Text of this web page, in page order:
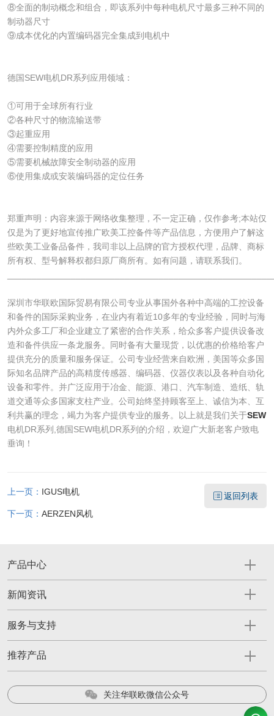
⑧全面的制动概念和组合，即该系列中每种电机尺寸最多三种不同的
制动器尺寸
⑨成本优化的内置编码器完全集成到电机中
德国SEW电机DR系列应用领域：
①可用于全球所有行业
②各种尺寸的物流输送带
③起重应用
④需要控制精度的应用
⑤需要机械故障安全制动器的应用
⑥使用集成或安装编码器的定位任务
郑重声明：内容来源于网络收集整理，不一定正确，仅作参考;本站仅
仅是为了更好地宣传推广欧美工控备件等产品信息，方便用户了解这
些欧美工业备品备件，我司非以上品牌的官方授权代理，品牌、商标
所有权、型号解释权都归原厂商所有。如有问题，请联系我们。
深圳市华联欧国际贸易有限公司专业从事国外各种中高端的工控设备
和备件的国际采购业务，在业内有着近10多年的专业经验，同时与海
内外众多工厂和企业建立了紧密的合作关系，给众多客户提供设备改
造和备件供应一条龙服务。同时备有大量现货，以优惠的价格给客户
提供充分的质量和服务保证。公司专业经营来自欧洲，美国等众多国
际知名品牌产品的高精度传感器、编码器、仪器仪表以及各种自动化
设备和零件。并广泛应用于冶金、能源、港口、汽车制造、造纸、轨
道交通等众多国家支柱产业。公司始终坚持顾客至上、诚信为本、互
利共赢的理念，竭力为客户提供专业的服务。以上就是我们关于SEW
电机DR系列,德国SEW电机DR系列的介绍，欢迎广大新老客户致电
垂询！
上一页： IGUS电机
下一页： AERZEN风机
返回列表
产品中心
新闻资讯
服务与支持
推荐产品
关注华联欧微信公众号